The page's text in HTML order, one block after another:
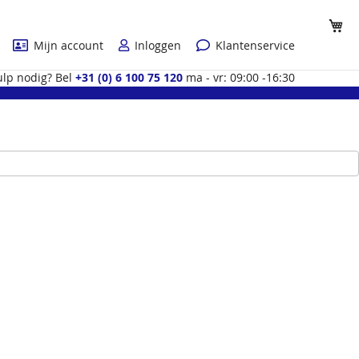
Mijn account
Inloggen Klantenservice
nodig? Bel +31 (0) 6 100 75 120 ma - vr: 09:00 -16:30